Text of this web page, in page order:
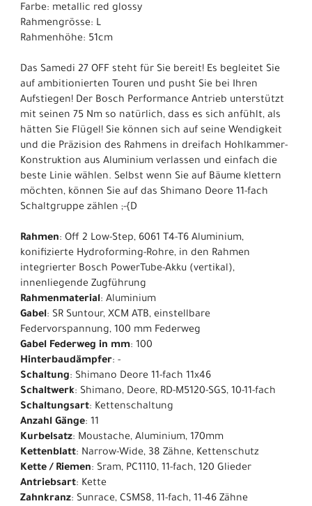
Farbe: metallic red glossy
Rahmengrösse: L
Rahmenhöhe: 51cm
Das Samedi 27 OFF steht für Sie bereit! Es begleitet Sie
auf ambitionierten Touren und pusht Sie bei Ihren
Aufstiegen! Der Bosch Performance Antrieb unterstützt
mit seinen 75 Nm so natürlich, dass es sich anfühlt, als
hätten Sie Flügel! Sie können sich auf seine Wendigkeit
und die Präzision des Rahmens in dreifach Hohlkammer-
Konstruktion aus Aluminium verlassen und einfach die
beste Linie wählen. Selbst wenn Sie auf Bäume klettern
möchten, können Sie auf das Shimano Deore 11-fach
Schaltgruppe zählen ;-{D
Rahmen: Off 2 Low-Step, 6061 T4-T6 Aluminium,
konifizierte Hydroforming-Rohre, in den Rahmen
integrierter Bosch PowerTube-Akku (vertikal),
innenliegende Zugführung
Rahmenmaterial: Aluminium
Gabel: SR Suntour, XCM ATB, einstellbare
Federvorspannung, 100 mm Federweg
Gabel Federweg in mm: 100
Hinterbaudämpfer: -
Schaltung: Shimano Deore 11-fach 11x46
Schaltwerk: Shimano, Deore, RD-M5120-SGS, 10-11-fach
Schaltungsart: Kettenschaltung
Anzahl Gänge: 11
Kurbelsatz: Moustache, Aluminium, 170mm
Kettenblatt: Narrow-Wide, 38 Zähne, Kettenschutz
Kette / Riemen: Sram, PC1110, 11-fach, 120 Glieder
Antriebsart: Kette
Zahnkranz: Sunrace, CSMS8, 11-fach, 11-46 Zähne